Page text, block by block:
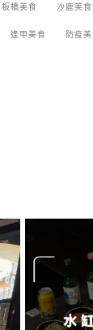
板橋美食 沙鹿美食
逢甲美食 防疫